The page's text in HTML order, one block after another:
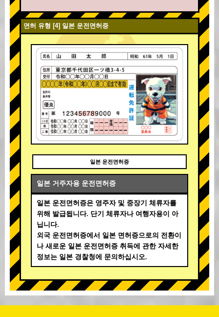
면허 유형 [4] 일본 운전면허증
일본 운전면허증
일본 거주자용 운전면허증
일본 운전면허증은 영주자 및 중장기 체류자를
위해 발급됩니다. 단기 체류자나 여행자용이 아
닙니다.
외국 운전면허증에서 일본 면허증으로의 전환이
나 새로운 일본 운전면허증 취득에 관한 자세한
정보는 일본 경찰청에 문의하십시오.